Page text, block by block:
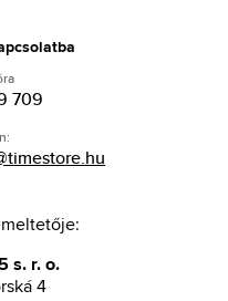
709
s. r. o.
4